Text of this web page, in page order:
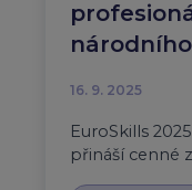
16. 9. 2025
EuroSkills
přináší cenné